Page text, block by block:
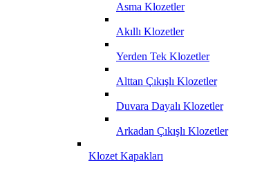
Asma Klozetler
Akıllı Klozetler
Yerden Tek Klozetler
Alttan Çıkışlı Klozetler
Duvara Dayalı Klozetler
Arkadan Çıkışlı Klozetler
Klozet Kapakları